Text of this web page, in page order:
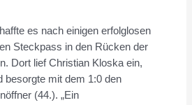
es nach einigen erfolglosen
Steckpass in den Rücken der
Dort lief Christian Kloska ein,
besorgte mit dem 1:0 den
(44.). „Ein